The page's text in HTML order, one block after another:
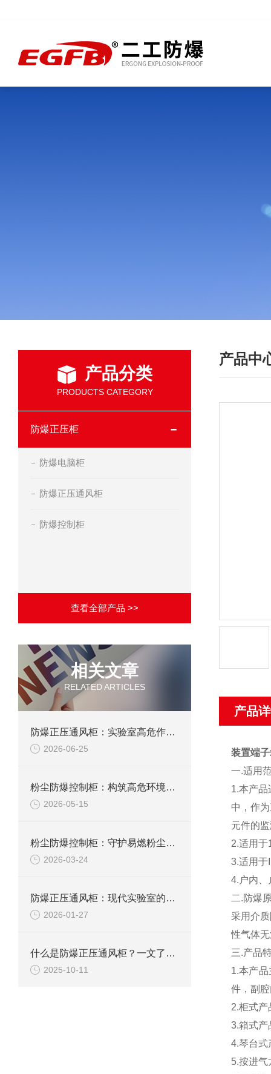
产品分类
PRODUCTS CATEGORY
防爆正压柜
防爆电脑柜
防爆正压通风柜
防爆控制柜
查看全部产品 >>
相关文章
RELATED ARTICLES
防爆正压通风柜：实验室高危作业的安全防护载体
2026-06-25
粉尘防爆控制柜：构筑高危环境下的电气安全屏障
2026-05-15
粉尘防爆控制柜：守护易燃粉尘环境下的电气安全
2026-03-24
防爆正压通风柜：现代实验室的安全屏障
2026-01-27
什么是防爆正压通风柜？一文了解其定义、原理及应用
2025-10-11
产品中
产品
装置端
一.适用
1.本产品
中，作
元件的
2.适用于
3.适用于
4. 户内
二.防爆
采用介
性气体
三.产品
1.本产品
件，副
2.柜式产
3.箱式产
4.琴台式
5.按进气